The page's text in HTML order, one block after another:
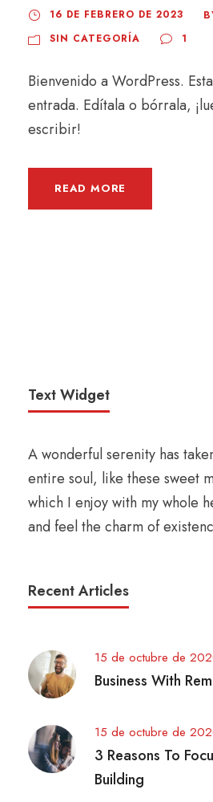
16 DE FEBRERO DE 2023
SIN CATEGORÍA
1
Bienvenido a WordPress.
entrada. Edítala o bórrala,
escribir!
READ MORE
Text Widget
A wonderful serenity has
entire soul, like these sweet
which I enjoy with my whole
and feel the charm of
Recent Articles
15 de octubre de
Business With
15 de octubre de
3 Reasons To
Building